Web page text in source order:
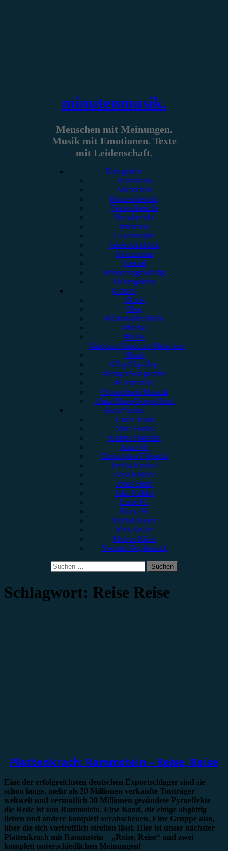
minutenmusik.
Menschen mit Meinungen.
Musik mit Emotionen. Texte
mit Leidenschaft.
Kategorien
Rezension
Vorbericht
Konzertbericht
Festivalbericht
Showbericht
Interview
Gewinnspiel
Jahresrückblick
Kommentar
Special
Erinnerungswürdig
Bildergalerie
Genres
#Rock
#Pop
#Alternative/Indie
#Metal
#Post-
Hardcore/Hardcore/Metalcore
#Punk
#Rap/Hip-Hop
#Singer/Songwriter
#Electronica
#Soundtrack/Musical
#Jazz/Blues/Gospel/Soul
Autor*innen
Unser Team
Alina Hasky
Andrea Holstein
Anna W.
Christopher Filipecki
Emilia Knebel
Gina Köhler
Jonas Horn
Julia Köhler
Lucie K.
Marie H.
Marius Meyer
Max Keller
Melvin Klein
Yvonne Hopfensack
Suchen
nach:
Schlagwort: Reise Reise
Plattenkrach: Rammstein – Reise, Reise
Eine der erfolgreichsten deutschen Exportschlager sind sie
schon lange, mehr als 20 Millionen verkaufte Tonträger
weltweit und vermutlich 30 Millionen gezündete Pyroeffekte –
die Rede ist von Rammstein. Eine Band, die einige abgöttig
lieben und andere komplett verabscheuen. Eine Gruppe also,
über die sich vortrefflich streiten lässt. Hier ist unser nächster
Plattenkrach mit Rammstein – „Reise, Reise“ und zwei
komplett unterschiedlichen Meinungen!